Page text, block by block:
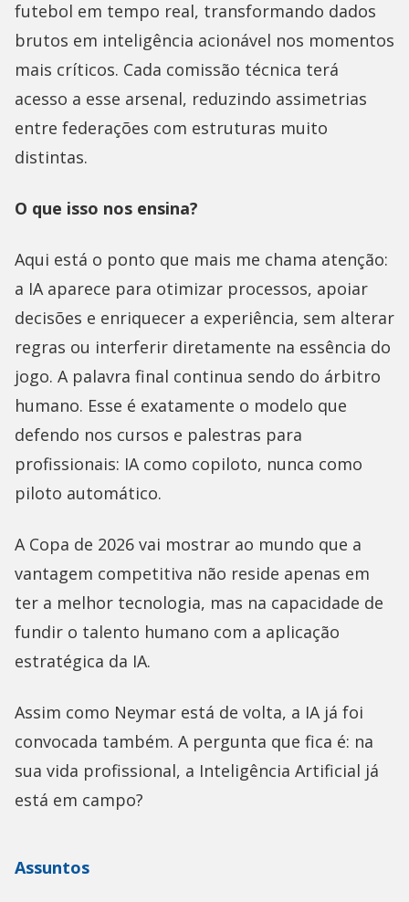
futebol em tempo real, transformando dados
brutos em inteligência acionável nos momentos
mais críticos. Cada comissão técnica terá
acesso a esse arsenal, reduzindo assimetrias
entre federações com estruturas muito
distintas.
O que isso nos ensina?
Aqui está o ponto que mais me chama atenção:
a IA aparece para otimizar processos, apoiar
decisões e enriquecer a experiência, sem alterar
regras ou interferir diretamente na essência do
jogo. A palavra final continua sendo do árbitro
humano. Esse é exatamente o modelo que
defendo nos cursos e palestras para
profissionais: IA como copiloto, nunca como
piloto automático.
A Copa de 2026 vai mostrar ao mundo que a
vantagem competitiva não reside apenas em
ter a melhor tecnologia, mas na capacidade de
fundir o talento humano com a aplicação
estratégica da IA.
Assim como Neymar está de volta, a IA já foi
convocada também. A pergunta que fica é: na
sua vida profissional, a Inteligência Artificial já
está em campo?
Assuntos